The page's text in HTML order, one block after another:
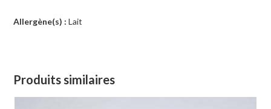
Allergène(s) : Lait
Produits similaires